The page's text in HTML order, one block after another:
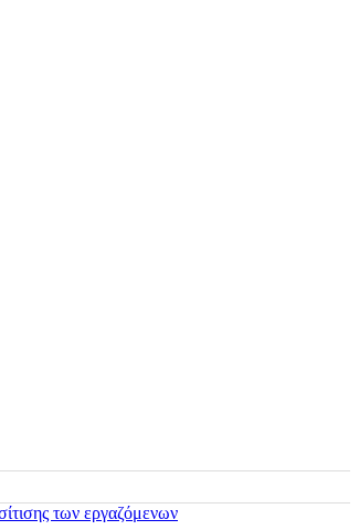
των εργαζόμενων